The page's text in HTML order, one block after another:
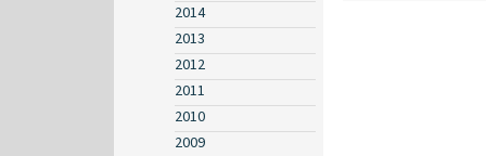
2014
2013
2012
2011
2010
2009